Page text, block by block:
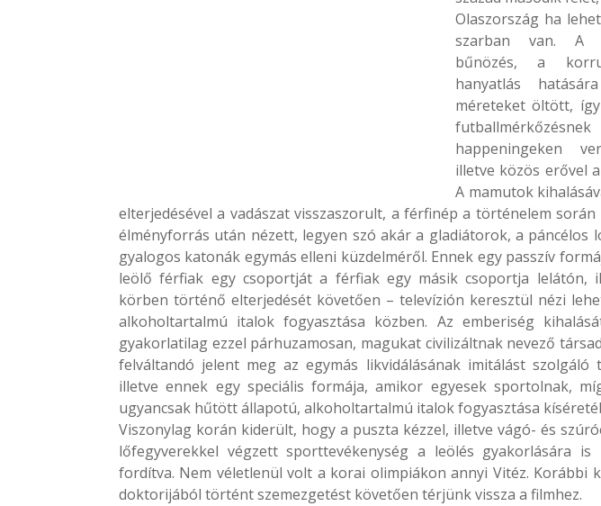
Olaszország ha
szarban van. A
bűnözés, a
hanyatlás
méreteket öltött,
happeningeken
illetve közös erővel
A mamutok
elterjedésével a vadászat visszaszorult, a férfinép a történelem
élményforrás után nézett, legyen szó akár a gladiátorok, a páncélos
gyalogos katonák egymás elleni küzdelméről. Ennek egy passzív
leölő férfiak egy csoportját a férfiak egy másik csoportja lelátón,
körben történő elterjedését követően – televízión keresztül nézi
alkoholtartalmú italok fogyasztása közben. Az emberiség
gyakorlatilag ezzel párhuzamosan, magukat civilizáltnak nevező
felváltandó jelent meg az egymás likvidálásának imitálást szolgáló
illetve ennek egy speciális formája, amikor egyesek sportolnak,
ugyancsak hűtött állapotú, alkoholtartalmú italok fogyasztása
Viszonylag korán kiderült, hogy a puszta kézzel, illetve vágó- és
lőfegyverekkel végzett sporttevékenység a leölés gyakorlására is
fordítva. Nem véletlenül volt a korai olimpiákon annyi Vitéz. Korábbi
doktorijából történt szemezgetést követően térjünk vissza a filmhez.